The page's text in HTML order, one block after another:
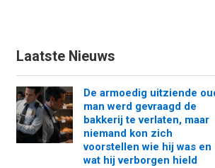
Laatste Nieuws
De armoedig uitziende
man werd gevraagd de
bakkerij te verlaten, maar
niemand kon zich
voorstellen wie hij was en
wat hij verborgen hield